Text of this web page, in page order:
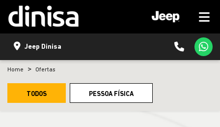
Jeep Dinisa
Home Ofertas
TODOS PESSOA FÍSICA